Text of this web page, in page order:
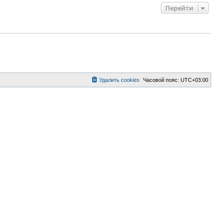
Перейти
Часовой пояс: UTC+03:00
Удалить cookies